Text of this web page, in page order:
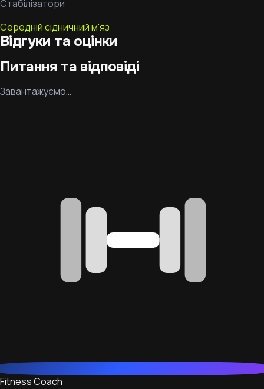
Стабілізатори
Середній сідничний м'яз
Відгуки та оцінки
Питання та відповіді
Завантажуємо…
Fitness Coach